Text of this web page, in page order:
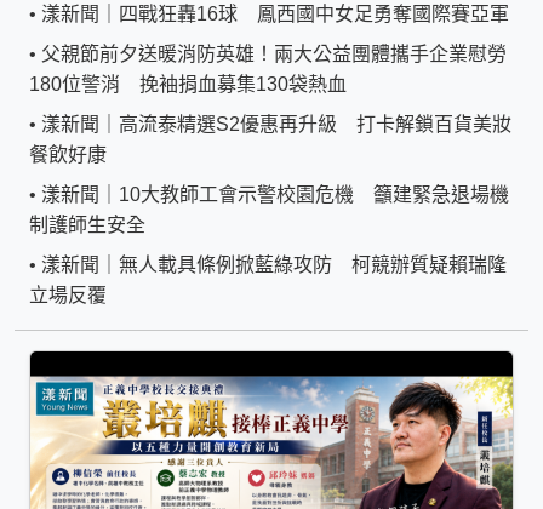
• 漾新聞｜四戰狂轟16球 鳳西國中女足勇奪國際賽亞軍
• 父親節前夕送暖消防英雄！兩大公益團體攜手企業慰勞
180位警消 挽袖捐血募集130袋熱血
• 漾新聞｜高流泰精選S2優惠再升級 打卡解鎖百貨美妝
餐飲好康
• 漾新聞｜10大教師工會示警校園危機 籲建緊急退場機
制護師生安全
• 漾新聞｜無人載具條例掀藍綠攻防 柯競辦質疑賴瑞隆
立場反覆